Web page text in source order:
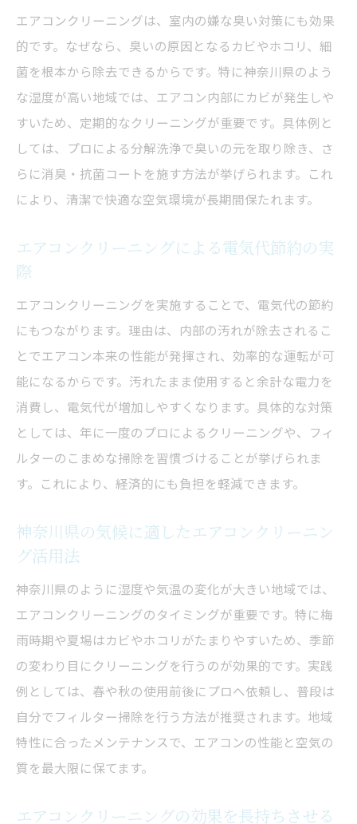
フィルター清掃だけでは足りない理由とプ
ロの技術
エアコンクリーニング後の効き目を実感す
るポイント
効果的なエアコンクリーニングで快適温度
を実現
神奈川県で選ばれるエアコンクリーニングのポ
イント
エアコンクリーニング業者選びで重視すべ
ングの特徴
エアコンクリーニングの口コミや体験談の
活用術
地域密着型のエアコンクリーニングのメリ
ットとは
況の注意点
自分で掃除する場合と業者依頼の違いを解説
自分で行うエアコンクリーニングの注意点
と限界
業者依頼のエアコンクリーニングが選ばれ
る理由
エアコンクリーニングの費用対効果を比較
する視点
エアコンクリーニング業者利用のメリット
とリスク
お掃除機能付きエアコンの掃除ポイントを
エアコンクリーニングは、室内の嫌な臭い対策にも効果
的です。なぜなら、臭いの原因となるカビやホコリ、細
菌を根本から除去できるからです。特に神奈川県のよう
な湿度が高い地域では、エアコン内部にカビが発生しや
すいため、定期的なクリーニングが重要です。具体例と
しては、プロによる分解洗浄で臭いの元を取り除き、さ
らに消臭・抗菌コートを施す方法が挙げられます。これ
により、清潔で快適な空気環境が長期間保たれます。
エアコンクリーニングによる電気代節約の実
際
エアコンクリーニングを実施することで、電気代の節約
にもつながります。理由は、内部の汚れが除去されるこ
とでエアコン本来の性能が発揮され、効率的な運転が可
能になるからです。汚れたまま使用すると余計な電力を
消費し、電気代が増加しやすくなります。具体的な対策
としては、年に一度のプロによるクリーニングや、フィ
ルターのこまめな掃除を習慣づけることが挙げられま
す。これにより、経済的にも負担を軽減できます。
神奈川県の気候に適したエアコンクリーニン
グ活用法
神奈川県のように湿度や気温の変化が大きい地域では、
エアコンクリーニングのタイミングが重要です。特に梅
雨時期や夏場はカビやホコリがたまりやすいため、季節
の変わり目にクリーニングを行うのが効果的です。実践
例としては、春や秋の使用前後にプロへ依頼し、普段は
自分でフィルター掃除を行う方法が推奨されます。地域
特性に合ったメンテナンスで、エアコンの性能と空気の
質を最大限に保てます。
エアコンクリーニングの効果を長持ちさせる